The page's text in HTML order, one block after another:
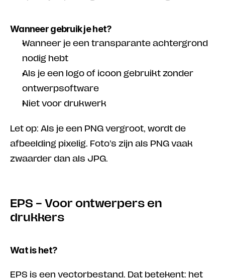
Wanneer gebruik je het?
Wanneer je een transparante achtergrond
nodig hebt
Als je een logo of icoon gebruikt zonder
ontwerpsoftware
Niet voor drukwerk
Let op: Als je een PNG vergroot, wordt de
afbeelding pixelig. Foto’s zijn als PNG vaak
zwaarder dan als JPG.
EPS – Voor ontwerpers en
drukkers
Wat is het?
EPS is een vectorbestand. Dat betekent: het